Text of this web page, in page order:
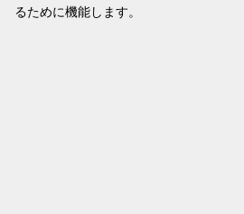
るために機能します。